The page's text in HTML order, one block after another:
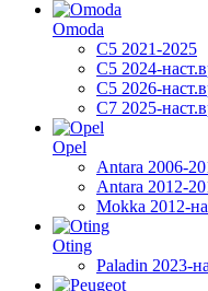
Omoda
C5 2021-2025
C5 2024-
C5 2026-
C7 2025-
Opel
Antara 2006-
Antara 2012-
Mokka 2012-
Oting
Paladin 2023-